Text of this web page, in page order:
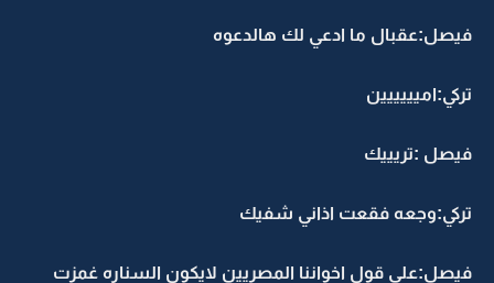
فيصل:عقبال ما ادعي لك هالدعوه
تركي:اميييييين
فيصل :تريييك
تركي:وجعه فقعت اذاني شفيك
فيصل:على قول اخواننا المصريين لايكون السناره غمزت